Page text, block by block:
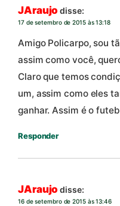
JAraujo disse:
17 de setembro de 2015 às 13:18
Amigo Policarpo, sou
assim como você,
Claro que temos
um, assim como eles
ganhar. Assim é o
Responder
JAraujo disse:
16 de setembro de 2015 às 13:46